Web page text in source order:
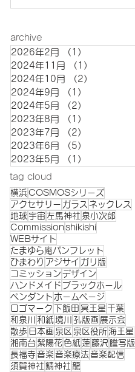
archive
2026年2月 （1）
2024年11月
（1）
2024年10月
（2）
2024年9月
（1）
2024年5月
（2）
2023年8月
（1）
2023年7月
（2）
2023年6月
（5）
2023年5月
（1）
tag cloud
横浜 COSMOSシリーズ
アクセサリー ガラス ネックレス
地球 宇宙 左馬神社 泉小次郎
Commissionshikishi
WEBサイト
たまゆら庵パンフレット
ひまわり アジサイ ガリ版
コミッション デザイン
ハンドメイド ブラックホール
ペンダント ホームページ
ロゴマーク 下飯田 冥王星 千葉
和泉川 和紙 境川 孔版画 展示会
散歩 日本画 泉区 泉区役所 海王星
湘南台 紫陽花色紙 蓮 藤沢 謄写版
長福寺 音楽 音楽療法 音楽配信
須賀神社 鯖神社 龍